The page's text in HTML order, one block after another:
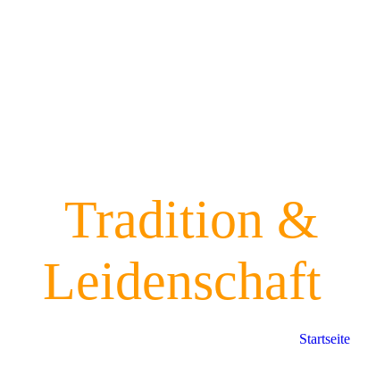
Tradition &
Leidenschaft
Startseite